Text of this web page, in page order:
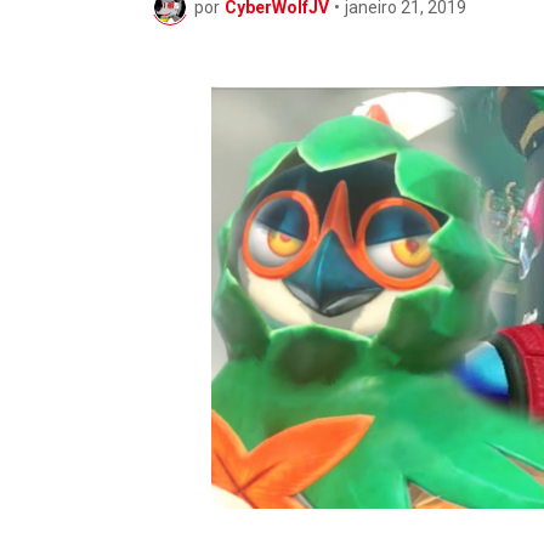
por CyberWolfJV • janeiro 21, 2019